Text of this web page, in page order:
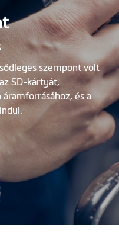
szempont volt
SD-kártyát,
és a